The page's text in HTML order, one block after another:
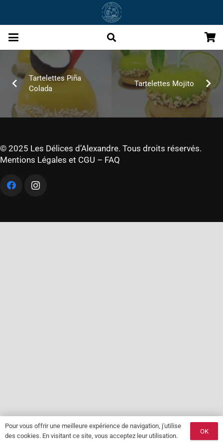
Tartelettes Piña
Colada
Tartelettes Mojito
© 2025 Les Délices d’Alexandre. Tous droits réservés.
Mentions Légales et CGU – FAQ
Pour vous offrir une meilleure expérience de navigation, j'utilise
des cookies. En visitant ce site, vous acceptez leur utilisation.
OK